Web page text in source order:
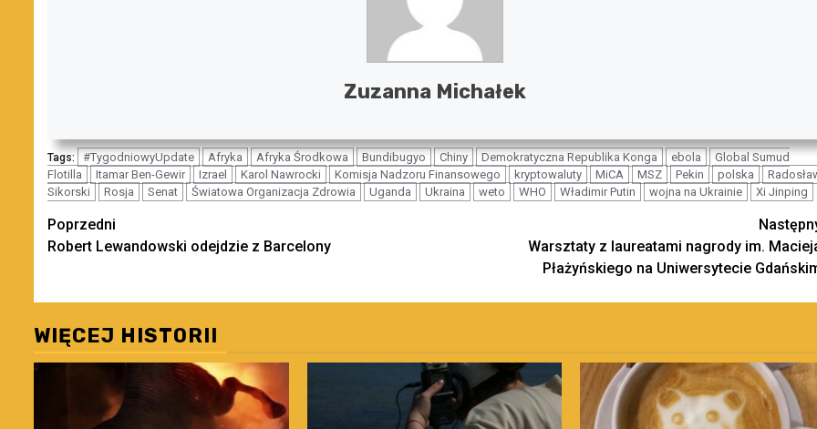
Zuzanna Michałek
Tags: #TygodniowyUpdate Afryka Afryka Środkowa Bundibugyo Chiny Demokratyczna Republika Konga ebola
Global Sumud
Flotilla
Itamar Ben-Gewir Izrael Karol Nawrocki Komisja Nadzoru Finansowego kryptowaluty MiCA MSZ Pekin polska
Sikorski
Rosja Senat Światowa Organizacja Zdrowia Uganda Ukraina weto WHO Władimir Putin wojna na Ukrainie Xi Jinping
Zobacz
wpisy
Poprzedni
Robert Lewandowski odejdzie z Barcelony
Warsztaty z laureatami nagrody im.
Płażyńskiego na Uniwersytecie
WIĘCEJ HISTORII